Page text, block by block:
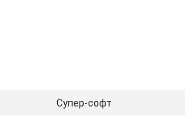
Супер-софт